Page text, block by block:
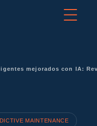
mejorados con IA:
MAINTENANCE